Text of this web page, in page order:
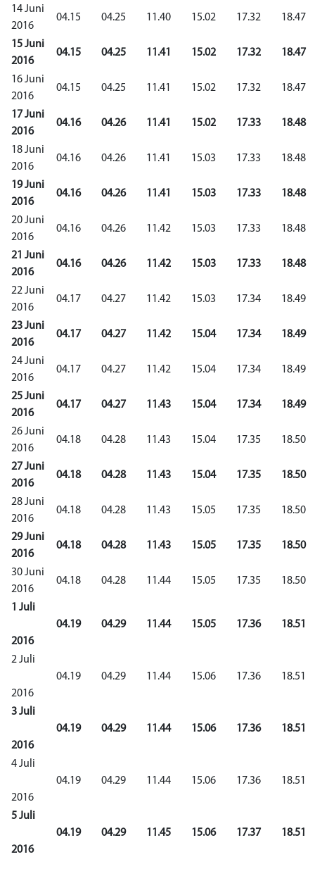
14 Juni
2016
04.15 04.25 11.40 15.02 17.32 18.47
15 Juni
2016
04.15 04.25 11.41 15.02 17.32 18.47
16 Juni
2016
04.15 04.25 11.41 15.02 17.32 18.47
17 Juni
2016
04.16 04.26 11.41 15.02 17.33 18.48
18 Juni
2016
04.16 04.26 11.41 15.03 17.33 18.48
19 Juni
2016
04.16 04.26 11.41 15.03 17.33 18.48
20 Juni
2016
04.16 04.26 11.42 15.03 17.33 18.48
21 Juni
2016
04.16 04.26 11.42 15.03 17.33 18.48
22 Juni
2016
04.17 04.27 11.42 15.03 17.34 18.49
23 Juni
2016
04.17 04.27 11.42 15.04 17.34 18.49
24 Juni
2016
04.17 04.27 11.42 15.04 17.34 18.49
25 Juni
2016
04.17 04.27 11.43 15.04 17.34 18.49
26 Juni
2016
04.18 04.28 11.43 15.04 17.35 18.50
27 Juni
2016
04.18 04.28 11.43 15.04 17.35 18.50
28 Juni
2016
04.18 04.28 11.43 15.05 17.35 18.50
29 Juni
2016
04.18 04.28 11.43 15.05 17.35 18.50
30 Juni
2016
04.18 04.28 11.44 15.05 17.35 18.50
1 Juli
2016
04.19 04.29 11.44 15.05 17.36 18.51
2 Juli
2016
04.19 04.29 11.44 15.06 17.36 18.51
3 Juli
2016
04.19 04.29 11.44 15.06 17.36 18.51
4 Juli
2016
04.19 04.29 11.44 15.06 17.36 18.51
5 Juli
2016
04.19 04.29 11.45 15.06 17.37 18.51